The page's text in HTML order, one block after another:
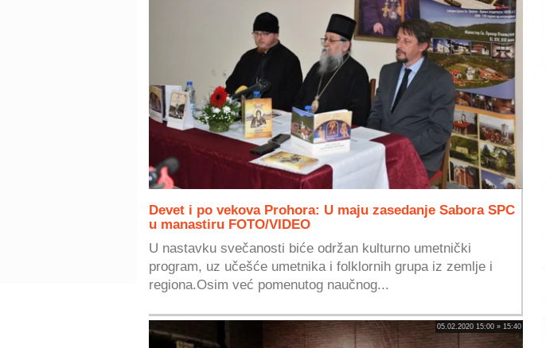
Devet i po vekova Prohora: U maju zasedanje Sabora SPC
u manastiru FOTO/VIDEO
U nastavku svečanosti biće održan kulturno umetnički
program, uz učešće umetnika i folklornih grupa iz zemlje i
regiona.Osim već pomenutog naučnog...
05.02.2020 15:00 » 15:40